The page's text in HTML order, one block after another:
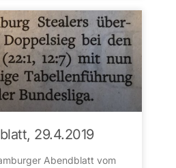
29.4.2019
Abendblatt vom